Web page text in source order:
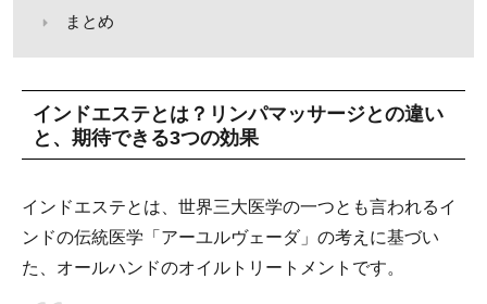
まとめ
インドエステとは？リンパマッサージとの違い
と、期待できる3つの効果
インドエステとは、世界三大医学の一つとも言われるイ
ンドの伝統医学「アーユルヴェーダ」の考えに基づい
た、オールハンドのオイルトリートメントです。